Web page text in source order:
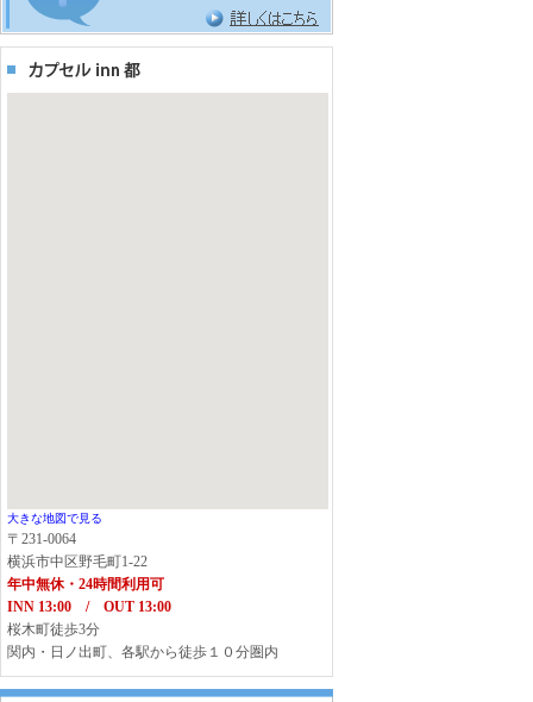
大きな地図で見る
〒231-0064
横浜市中区野毛町1-22
年中無休・24時間利用可
INN 13:00 / OUT 13:00
桜木町徒歩3分
関内・日ノ出町、各駅から徒歩１０分圏内